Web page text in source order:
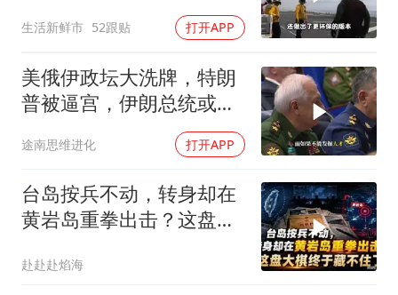
生活新鲜市 52跟贴 打开APP
美俄伊政坛大洗牌，特朗
普被逼宫，伊朗总统或下
途南思维进化 打开APP
台岛按兵不动，转身却在
黄岩岛重拳出击？这盘大
赴赴赴焰海